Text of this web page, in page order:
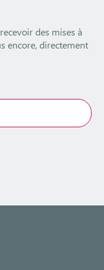
des mises à
encore, directement